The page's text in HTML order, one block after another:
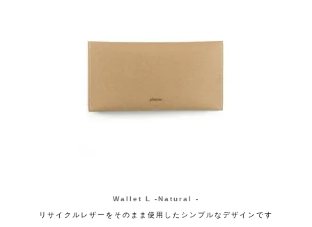
Wallet L -Natural -
リサイクルレザーをそのまま使用したシンプルなデザインです